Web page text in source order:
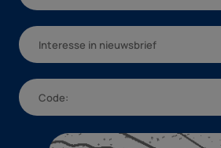
Interesse in nieuwsbrief